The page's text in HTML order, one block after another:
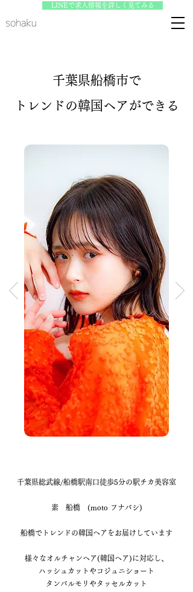
LINEで求人情報を詳しく見てみる
千葉県船橋市で
​トレンドの韓国ヘアができる
千葉県総武線/船橋駅南口徒歩5分の駅チカ美容室
素 船橋 (moto フナバシ)
船橋でトレンドの韓国ヘアをお届けしています
様々なオルチャンヘア(韓国ヘア)に対応し、
ハッシュカットやコジュニショート
タンバルモリやタッセルカット